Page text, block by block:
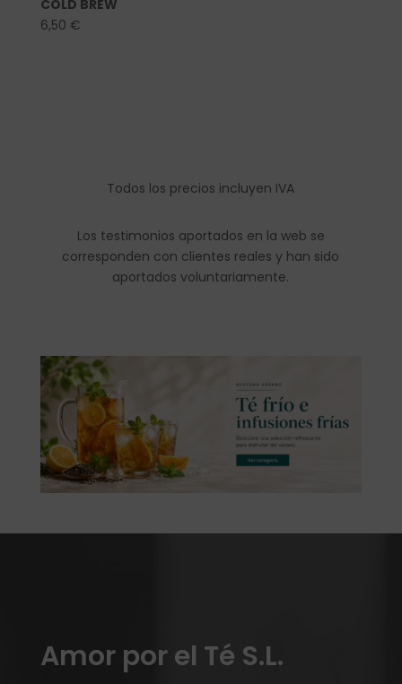
COLD BREW
6,50 €
Todos los precios incluyen IVA
Los testimonios aportados en la web se
corresponden con clientes reales y han sido
aportados voluntariamente.
Amor por el Té S.L.